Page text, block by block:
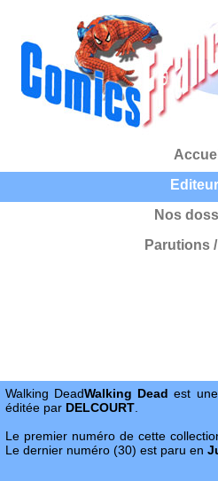
Nos
Parutions
Walking DeadWalking Dead est
éditée par DELCOURT
Le premier numéro de cette
Le dernier numéro (30) est paru en